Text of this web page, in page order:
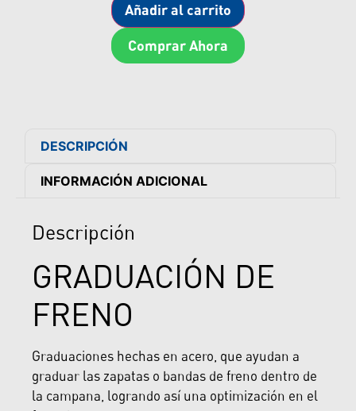
Añadir al carrito
Comprar Ahora
DESCRIPCIÓN
INFORMACIÓN ADICIONAL
Descripción
GRADUACIÓN DE
FRENO
Graduaciones hechas en acero, que ayudan a
graduar las zapatas o bandas de freno dentro de
la campana, logrando así una optimización en el